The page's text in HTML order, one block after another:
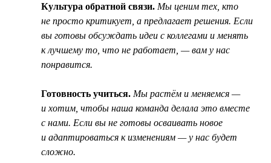
Культура обратной связи. Мы ценим тех, кто
не просто критикует, а предлагает решения. Если
вы готовы обсуждать идеи с коллегами и менять
к лучшему то, что не работает, — вам у нас
понравится.
Готовность учиться. Мы растём и меняемся —
и хотим, чтобы наша команда делала это вместе
с нами. Если вы не готовы осваивать новое
и адаптироваться к изменениям — у нас будет
сложно.